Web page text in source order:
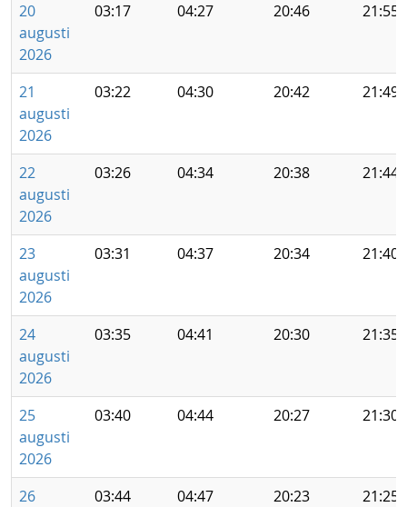
20
augusti
2026
03:17 04:27 20:46 21:55
21
augusti
2026
03:22 04:30 20:42 21:49
22
augusti
2026
03:26 04:34 20:38 21:44
23
augusti
2026
03:31 04:37 20:34 21:40
24
augusti
2026
03:35 04:41 20:30 21:35
25
augusti
2026
03:40 04:44 20:27 21:30
26
03:44 04:47 20:23 21:25